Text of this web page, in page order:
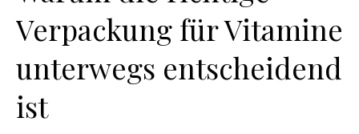
Verpackung für Vitamine
unterwegs entscheidend
ist